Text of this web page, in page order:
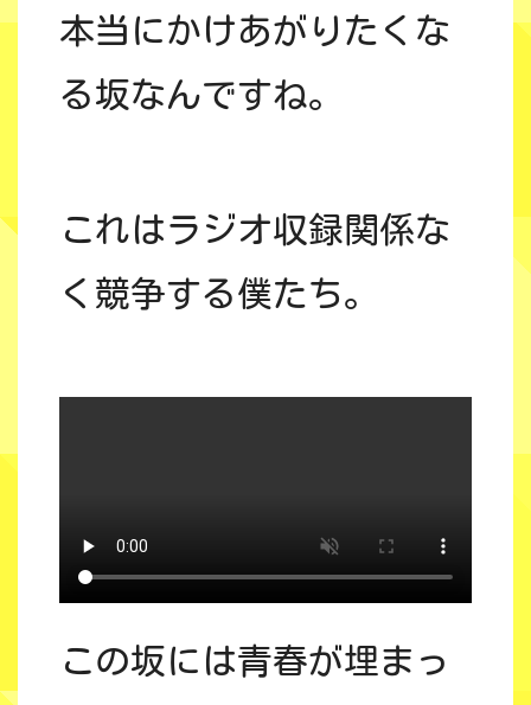
本当にかけあがりたくな
る坂なんですね。
これはラジオ収録関係な
く競争する僕たち。
この坂には青春が埋まっ